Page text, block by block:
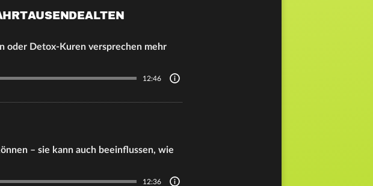
oder Detox-Kuren versprechen mehr
12:46
– sie kann auch beeinflussen, wie
12:36